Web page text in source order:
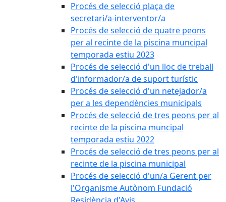
Procés de selecció plaça de
secretari/a-interventor/a
Procés de selecció de quatre peons
per al recinte de la piscina muncipal
temporada estiu 2023
Procés de selecció d'un lloc de treball
d'informador/a de suport turístic
Procés de selecció d'un netejador/a
per a les dependències municipals
Procés de selecció de tres peons per al
recinte de la piscina muncipal
temporada estiu 2022
Procés de selecció de tres peons per al
recinte de la piscina municipal
Procés de selecció d'un/a Gerent per
l'Organisme Autònom Fundació